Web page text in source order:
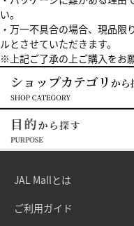
い。
・万一不具合の場合、現品
ルとさせていただきます。
※上記ご了承の上ご購入をお
JAL Mallとは
ご利用ガイド